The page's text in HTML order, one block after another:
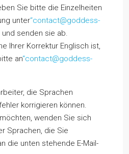
Sie bitte die Einzelheiten
unter“contact@goddess-
und senden sie ab.
Ihrer Korrektur Englisch ist,
an“contact@goddess-
die Sprachen
korrigieren können.
wenden Sie sich
Sprachen, die Sie
die unten stehende E-Mail-